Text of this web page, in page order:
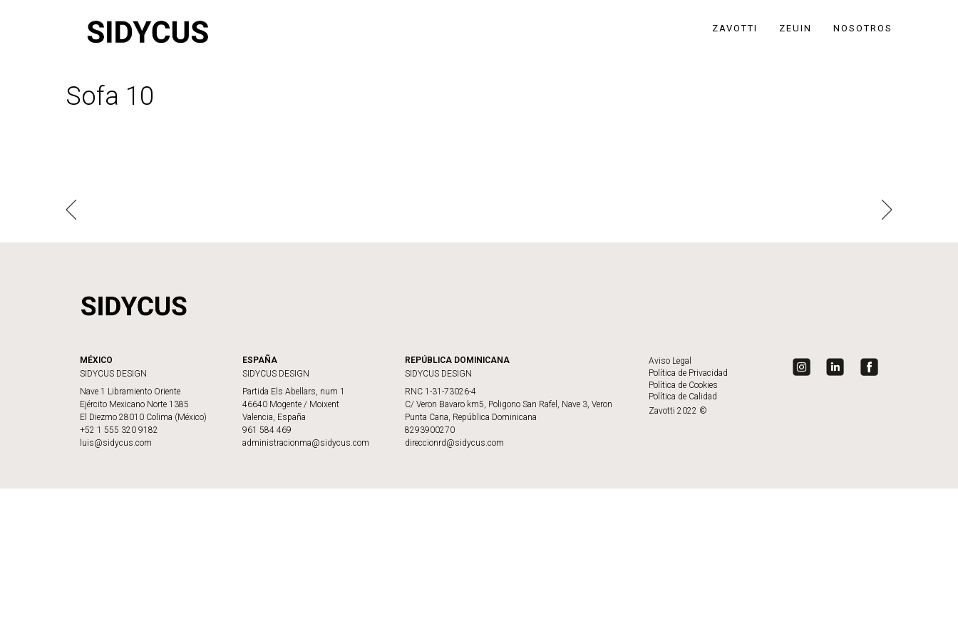
ZAVOTTI ZEUIN NOSOTROS
Sofa 10
MÉXICO
SIDYCUS DESIGN
Nave 1 Libramiento Oriente
Ejército Mexicano Norte 1385
El Diezmo 28010 Colima (México)
+52 1 555 320 9182
luis@sidycus.com
ESPAÑA
SIDYCUS DESIGN
Partida Els Abellars, num 1
46640 Mogente / Moixent
Valencia, España
961 584 469
administracionma@sidycus.com
REPÚBLICA DOMINICANA
SIDYCUS DESIGN
RNC 1-31-73026-4
C/ Veron Bavaro km5, Poligono San Rafel, Nave 3, Veron
Punta Cana, República Dominicana
8293900270
direccionrd@sidycus.com
Aviso Legal
Política de Privacidad
Política de Cookies
Política de Calidad
Zavotti 2022 ©